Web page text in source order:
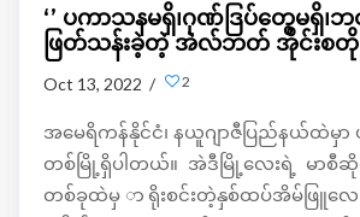
‘’ ပကာသနမရှိ၊ဂုဏ်ဒြပ်တွေမရှိ၊ဘ
ဖြတ်သန်းခဲ့တဲ့ အဲလ်ဘတ် အိုင်းစတိုင်
Oct 13, 2022 / 2
အမေရိကန်နိုင်ငံ၊ နယူဂျာဇီပြည်နယ်ထဲမှာ
တစ်မြို့ရှိပါတယ်။ အဲဒီမြို့လေးရဲ့ မာ
တစ်ခုထဲမှ ာရိုးစင်းတဲ့နှစ်ထပ်အိမ်ဖြူလေ